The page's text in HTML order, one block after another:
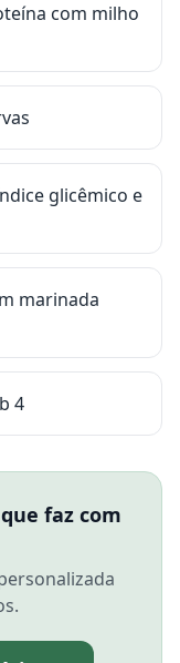
com milho
glicêmico e
marinada
4
faz com